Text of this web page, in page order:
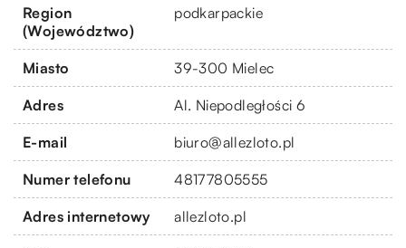
Region
(Województwo)
podkarpackie
Miasto 39-300 Mielec
Adres Al. Niepodległości 6
E-mail biuro@allezloto.pl
Numer telefonu 48177805555
Adres internetowy allezloto.pl